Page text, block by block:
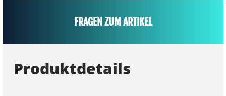
FRAGEN ZUM ARTIKEL
Produktdetails